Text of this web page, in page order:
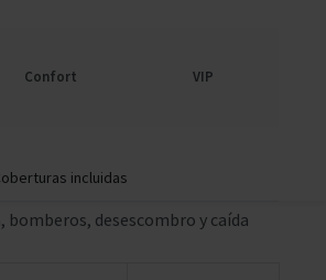
Confort VIP
incluidas
bomberos, desescombro y caída